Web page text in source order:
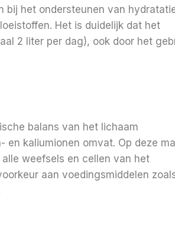
bij het ondersteunen van
Het is duidelijk dat het
2 liter per dag), ook door het
balans van het lichaam
en kaliumionen omvat. Op deze
weefsels en cellen van het
aan voedingsmiddelen